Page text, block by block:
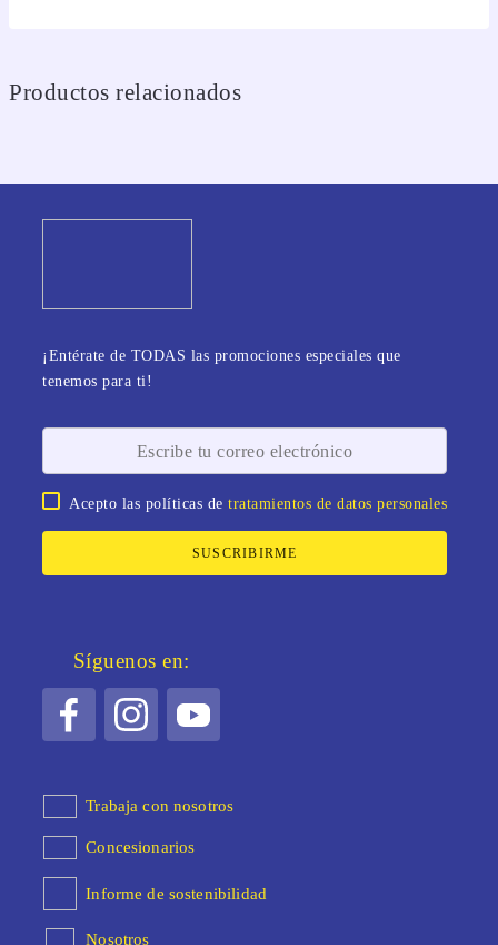
Productos relacionados
¡Entérate de TODAS las promociones especiales que
tenemos para ti!
Acepto las políticas detratamientos de datos personales
SUSCRIBIRME
Síguenos en:
Trabaja con nosotros
Concesionarios
Informe de sostenibilidad
Nosotros